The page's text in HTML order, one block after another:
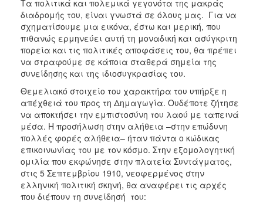
Τα πολιτικά και πολεμικά γεγονότα της μακράς
διαδρομής του, είναι γνωστά σε όλους μας. Για να
σχηματίσουμε μια εικόνα, έστω και μερική, που
πιθανώς ερμηνεύει αυτή τη μοναδική και ασύγκριτη
πορεία και τις πολιτικές αποφάσεις του, θα πρέπει
να στραφούμε σε κάποια σταθερά σημεία της
συνείδησης και της ιδιοσυγκρασίας του.
Θεμελιακό στοιχείο του χαρακτήρα του υπήρξε η
απέχθειά του προς τη Δημαγωγία. Ουδέποτε ζήτησε
να αποκτήσει την εμπιστοσύνη του λαού με ταπεινά
μέσα. Η προσήλωση στην αλήθεια –στην επώδυνη
πολλές φορές αλήθεια– ήταν πάντα ο κώδικας
επικοινωνίας του με τον κόσμο. Στην εξομολογητική
ομιλία που εκφώνησε στην πλατεία Συντάγματος,
στις 5 Σεπτεμβρίου 1910, νεοφερμένος στην
ελληνική πολιτική σκηνή, θα αναφέρει τις αρχές
που διέπουν τη συνείδησή του: